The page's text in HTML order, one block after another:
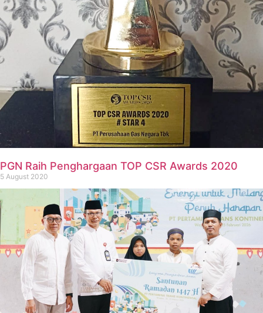
PGN Raih Penghargaan TOP CSR Awards 2020
5 August 2020